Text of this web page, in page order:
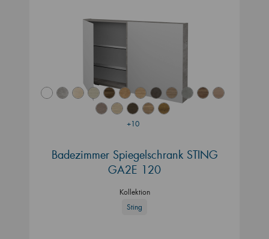
+10
Badezimmer Spiegelschrank STING
GA2E 120
Kollektion
Sting